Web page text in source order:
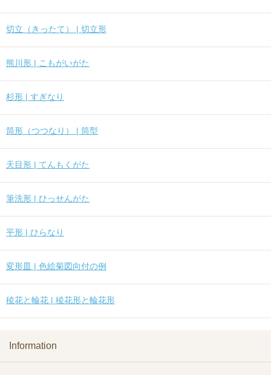
切立（きったて） | 切立形
熊川形 | こもがいがた
杉形 | すぎなり
筒形（つつなり） | 筒型
天目形 | てんもくがた
筆洗形 | ひっせんがた
平形 | ひらなり
変形皿 | 色絵菊図向付の例
稜花と輪花 | 稜花形と輪花形
Information